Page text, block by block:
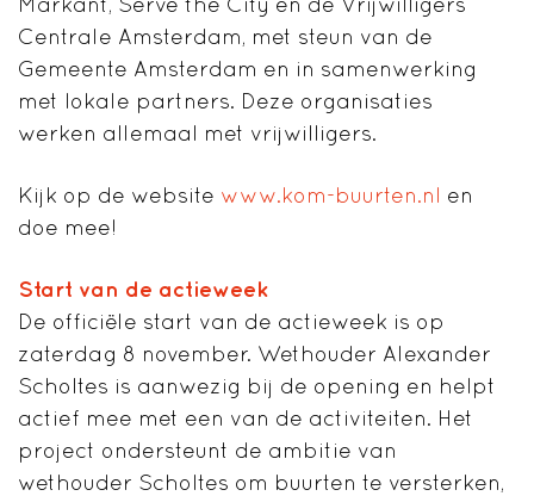
Centrale Amsterdam, met steun van de
Gemeente Amsterdam en in samenwerking
met lokale partners. Deze organisaties
werken allemaal met vrijwilligers.
Kijk op de website www.kom-buurten.nl en
doe mee!
Start van de actieweek
De officiële start van de actieweek is op
zaterdag 8 november. Wethouder Alexander
Scholtes is aanwezig bij de opening en helpt
actief mee met een van de activiteiten. Het
project ondersteunt de ambitie van
wethouder Scholtes om buurten te versterken,